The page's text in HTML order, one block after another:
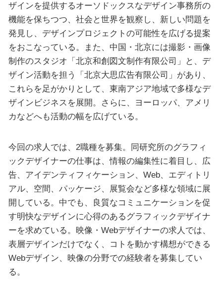
ザインを提供するオーソドックスなデザイン事務所の
機能を保ちつつ、社会と世界を観察し、新しい問題を
発見し、デザインプロジェクトの可能性を広げる提案
をおこなっている。また、中国・北京には撮影・画像
制作のスタジオ「北京和創図文制作有限公司」と、デ
ザイン活動を担う「北京大思広告有限公司」があり、
これらを足がかりとして、東南アジア地域で多様なデ
ザインビジネスを展開。さらに、ヨーロッパ、アメリ
カなどへも活動の幅を広げている。
今回の求人では、2職種を募集。同研究所のグラフィ
ックデザイナーの仕事は、情報の編集性に着目し、広
告、アイデンティフィケーション、Web、エディトリ
アル、空間、パッケージ、展覧会など多様な領域に展
開している。中でも、良質なコミュニケーションを促
す明快なデザインに心得のあるグラフィックデザイナ
ーを求めている。映像・Webデザイナーの求人では、
表層デザインだけでなく、コトを動かす構想ができる
Webデザイン、映像の分野での経験者を募集してい
る。